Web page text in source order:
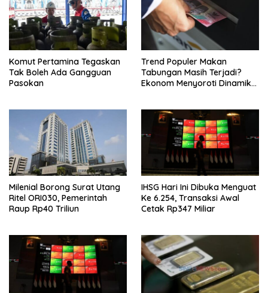
Komut Pertamina Tegaskan
Tak Boleh Ada Gangguan
Pasokan
Trend Populer Makan
Tabungan Masih Terjadi?
Ekonom Menyoroti Dinamika
Milenial Borong Surat Utang
Ritel ORI030, Pemerintah
Raup Rp40 Triliun
IHSG Hari Ini Dibuka Menguat
Ke 6.254, Transaksi Awal
Cetak Rp347 Miliar